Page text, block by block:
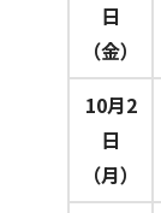
日
（金）
10月2
日
（月）